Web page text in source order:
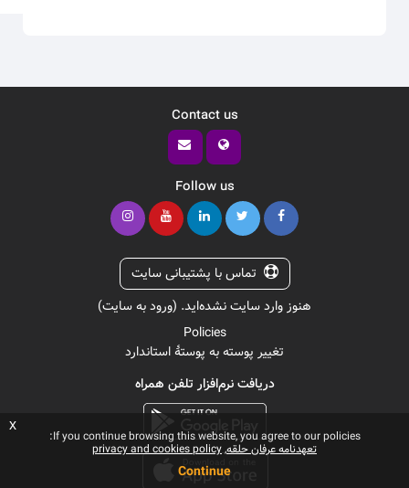
Contact us
Follow us
تماس با پشتیبانی سایت
هنوز وارد سایت نشده‌اید. (ورود به سایت)
Policies
تغییر پوسته به پوستهٔ استاندارد
دریافت نرم‌افزار تلفن همراه
If you continue browsing this website, you agree to our policies:
تعهدنامه عرفان حلقه privacy and cookies policy
Continue
x